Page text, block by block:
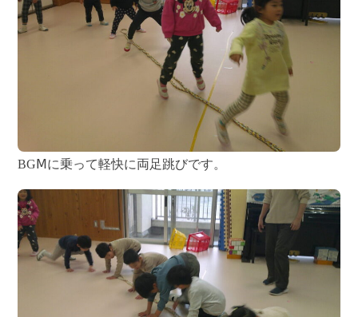
BGⅯに乗って軽快に両足跳びです。